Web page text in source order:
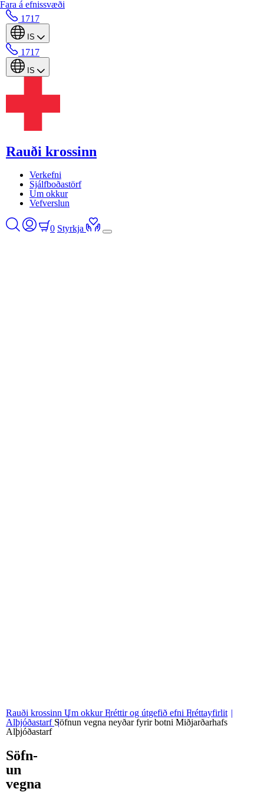
Fara á efnissvæði
1717
IS
1717
IS
Rauði krossinn
Verkefni
Sjálfboðastörf
Um okkur
Vefverslun
0 Styrkja
Rauði krossinn Um okkurFréttir og útgefið efni Fréttayfirlit
Alþjóðastarf Söfnun vegna neyðar fyrir botni Miðjarðarhafs
Alþjóðastarf
Söfn­
un
vegna